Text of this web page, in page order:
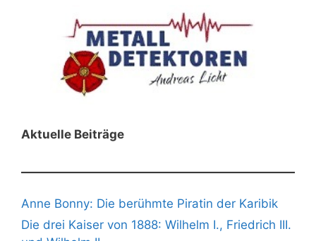
Aktuelle Beiträge
Anne Bonny: Die berühmte Piratin der Karibik
Die drei Kaiser von 1888: Wilhelm I., Friedrich III.